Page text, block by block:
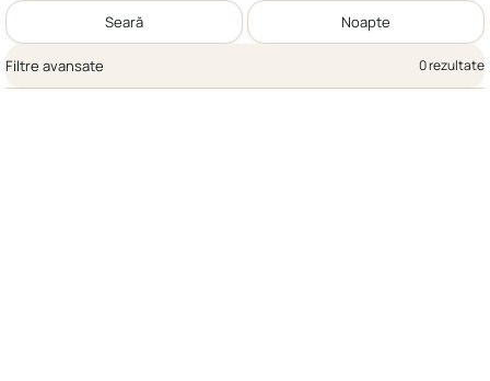
Seară Noapte
Filtre avansate 0 rezultate